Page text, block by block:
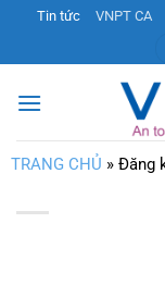
nội
dung
Tin tức VNPT CA
TRANG CHỦ » Đăng